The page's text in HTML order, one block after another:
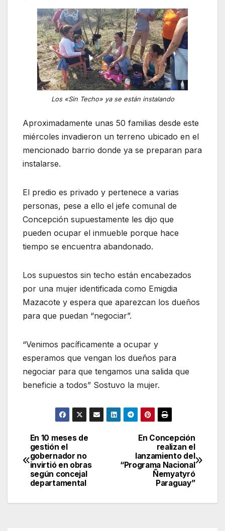
Los «Sin Techo» ya se están instalando
Aproximadamente unas 50 familias desde este
miércoles invadieron un terreno ubicado en el
mencionado barrio donde ya se preparan para
instalarse.
El predio es privado y pertenece a varias
personas, pese a ello el jefe comunal de
Concepción supuestamente les dijo que
pueden ocupar el inmueble porque hace
tiempo se encuentra abandonado.
Los supuestos sin techo están encabezados
por una mujer identificada como Emigdia
Mazacote y espera que aparezcan los dueños
para que puedan “negociar”.
“Venimos pacíficamente a ocupar y
esperamos que vengan los dueños para
negociar para que tengamos una salida que
beneficie a todos” Sostuvo la mujer.
Navegación
de
entradas
En Concepción
realizan el
lanzamiento del
“Programa Nacional
Ñemyatyró
Paraguay”
En 10 meses de
gestión el
gobernador no
invirtió en obras
según concejal
departamental